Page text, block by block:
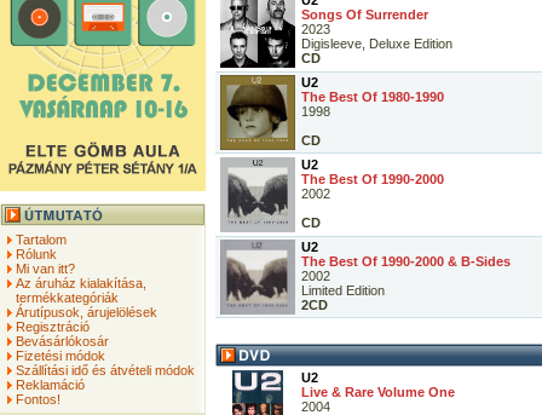
Tartalom
Rólunk
Mi van itt?
Az áruház kialakítása,
termékkategóriák
Árutípusok, árujelölések
Regisztráció
Bevásárlókosár
Fizetési módok
Szállítási idő és átvételi módok
Reklamáció
Fontos!
Songs Of Surrender
2023
Digisleeve, Deluxe Edition
CD
U2
The Best Of 1980-1990
1998
CD
U2
The Best Of 1990-2000
2002
CD
U2
The Best Of 1990-2000 & B-Sides
2002
Limited Edition
2CD
U2
Live & Rare Volume One
2004